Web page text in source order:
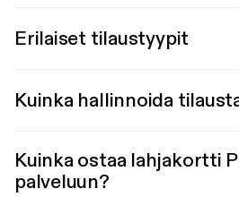
Erilaiset tilaustyypit
Kuinka hallinnoida
Kuinka ostaa lahjakortti
palveluun?